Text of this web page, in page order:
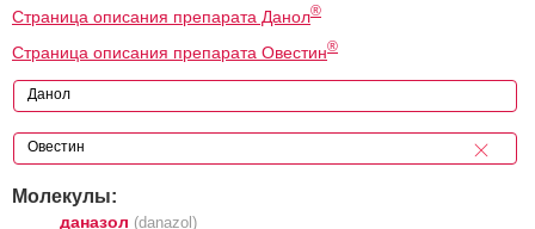
Страница описания препарата Данол®
Страница описания препарата Овестин®
Молекулы:
даназол (danazol)